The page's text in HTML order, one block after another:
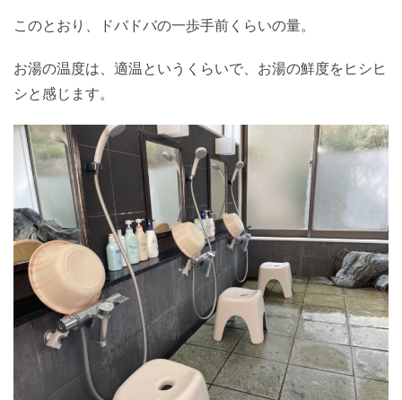
このとおり、ドバドバの一歩手前くらいの量。
お湯の温度は、適温というくらいで、お湯の鮮度をヒシヒ
シと感じます。